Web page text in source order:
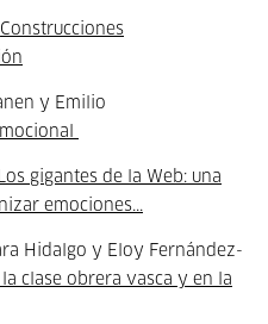
Construcciones
y Emilio
Los gigantes de la Web: una
emociones...
Hidalgo y Eloy Fernández-
clase obrera vasca y en la